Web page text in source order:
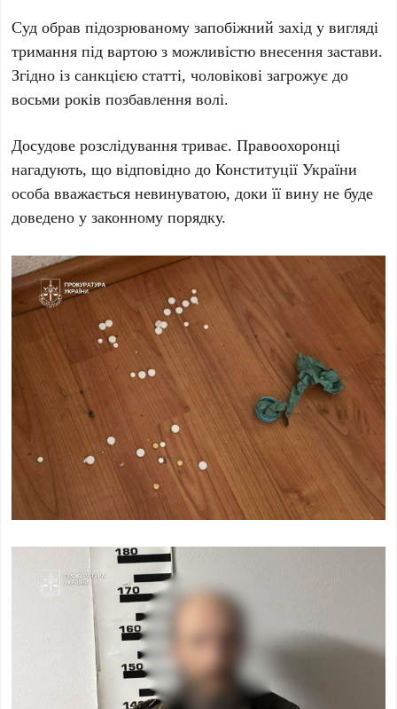
Суд обрав підозрюваному запобіжний захід у вигляді
тримання під вартою з можливістю внесення застави.
Згідно із санкцією статті, чоловікові загрожує до
восьми років позбавлення волі.
Досудове розслідування триває. Правоохоронці
нагадують, що відповідно доКонституції України
особа вважається невинуватою, доки її вину не буде
доведено у законному порядку.